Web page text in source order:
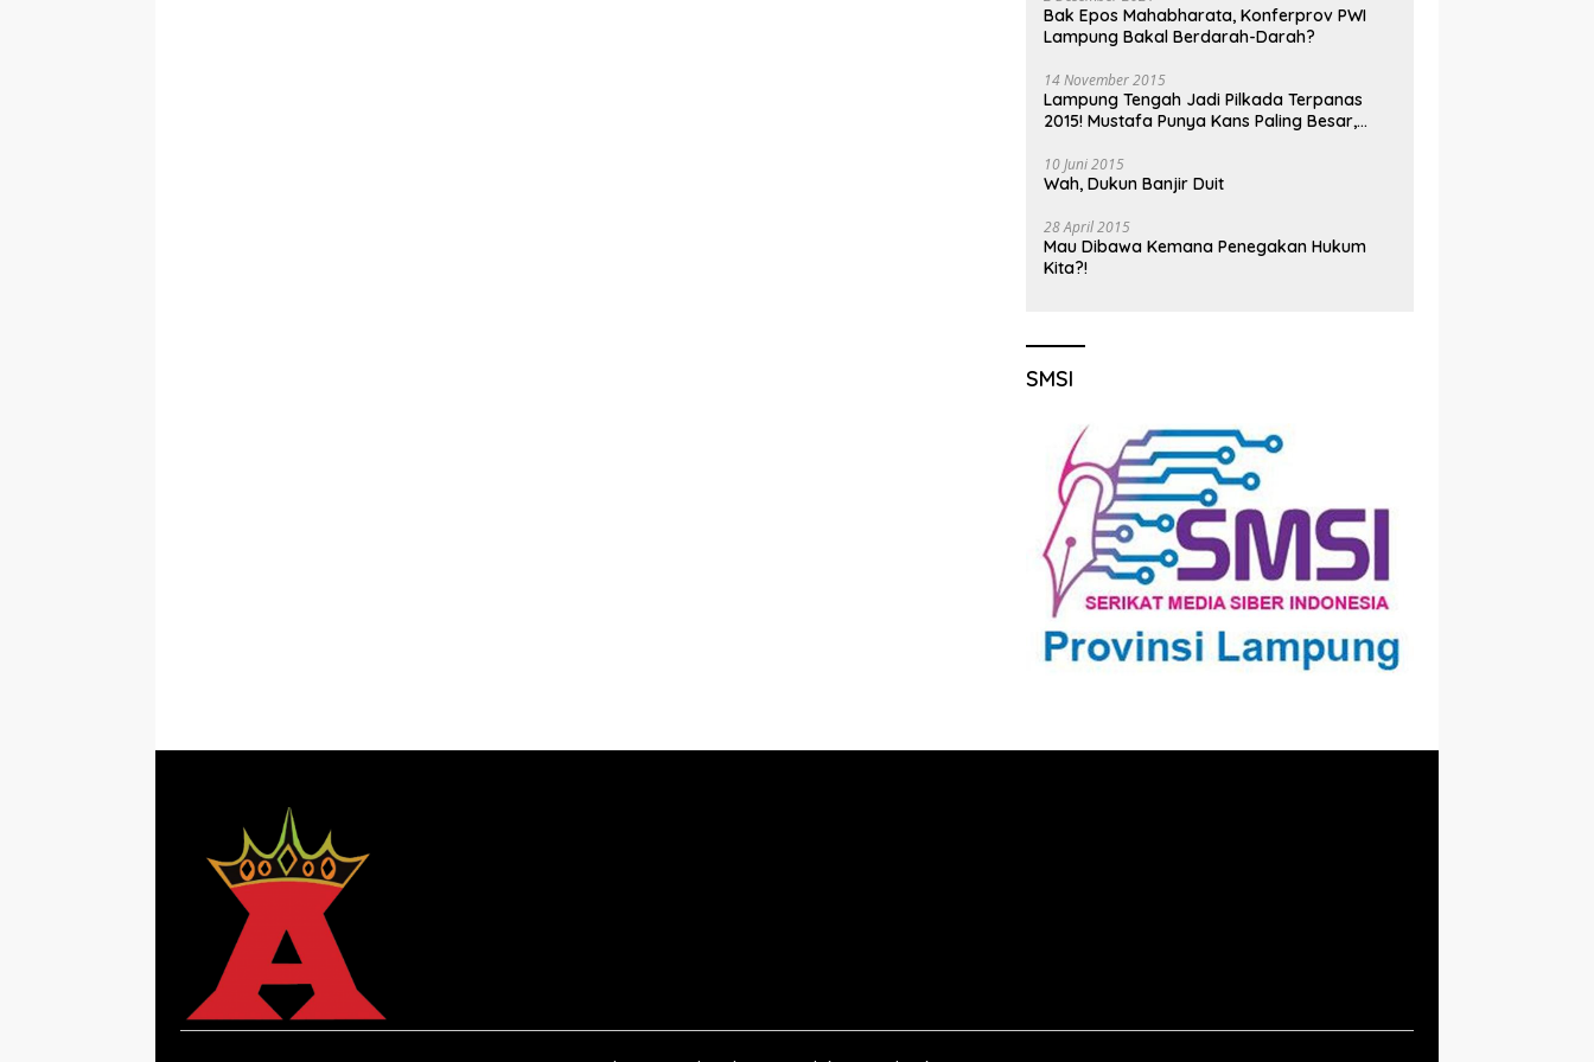
Bak Epos Mahabharata, Konferprov PWI
Lampung Bakal Berdarah-Darah?
14 November 2015
Lampung Tengah Jadi Pilkada Terpanas
2015! Mustafa Punya Kans Paling Besar,
10 Juni 2015
Wah, Dukun Banjir Duit
28 April 2015
Mau Dibawa Kemana Penegakan Hukum
Kita?!
SMSI